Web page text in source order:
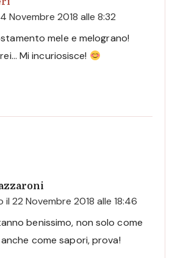
Novembre 2018 alle 8:32
mele e melograno!
Mi incuriosisce!
il 22 Novembre 2018 alle 18:46
benissimo, non solo come
come sapori, prova!